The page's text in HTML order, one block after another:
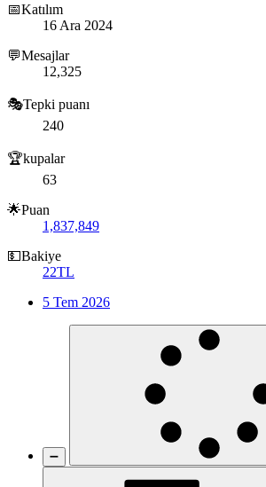
📅Katılım
16 Ara 2024
💬Mesajlar
12,325
🎭Tepki puanı
240
🏆kupalar
63
🌟Puan
1,837,849
💵Bakiye
22TL
5 Tem 2026
➖